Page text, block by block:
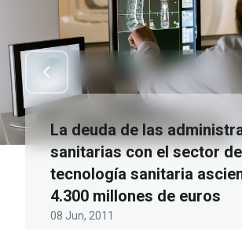
La deuda de las
sanitarias con el sector de
tecnología sanitaria
4.300 millones de euros
08 Jun, 2011